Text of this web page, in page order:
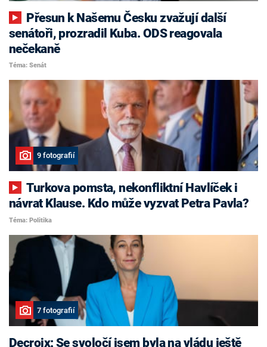
senátoři, prozradil Kuba. ODS reagovala
nečekaně
Téma: Senát
9 fotografií
Turkova pomsta, nekonfliktní Havlíček i
návrat Klause. Kdo může vyzvat Petra Pavla?
Téma: Politika
7 fotografií
Decroix: Se svoločí jsem byla na vládu ještě